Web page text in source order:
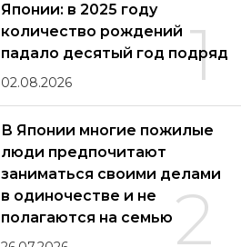
1
Японии: в 2025 году
количество рождений
падало десятый год подряд
02.08.2026
2
В Японии многие пожилые
люди предпочитают
заниматься своими делами
в одиночестве и не
полагаются на семью